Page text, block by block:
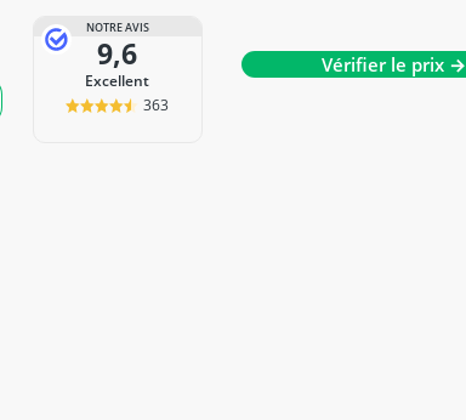
NOTRE AVIS
9,6
Excellent
363
Vérifier le prix →